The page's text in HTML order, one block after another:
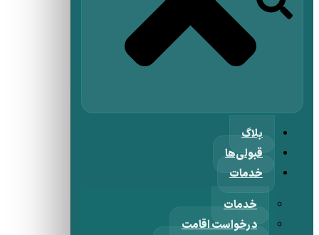
بلاگ
قبولی‌ها
خدمات
خدمات
درخواست اقامت